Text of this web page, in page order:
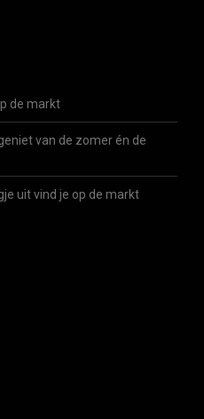
de markt
van de zomer én de
uit vind je op de markt